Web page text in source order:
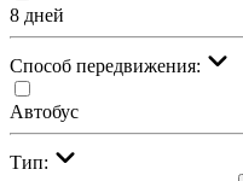
8 дней
Cпособ передвижения:
Автобус
Тип: